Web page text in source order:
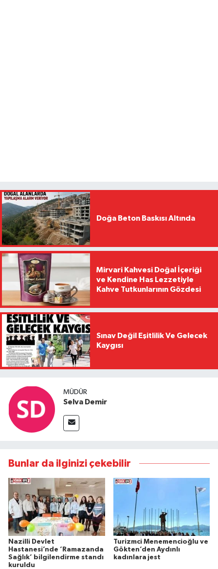
Doğa Beton Baskısı Altında
Mirvari Kahvesi Doğal İçeriği
ve Kendine Has Lezzetiyle
Kahve Tutkunlarının Gözdesi
Sınav Değil Eşitlilik Ve Gelecek
Kaygısı
MÜDÜR
Selva Demir
Bunlar da ilginizi çekebilir
Nazilli Devlet
Hastanesi’nde ’Ramazanda
Sağlık’ bilgilendirme standı
kuruldu
Turizmci Menemencioğlu ve
Gökten’den Aydınlı
kadınlara jest